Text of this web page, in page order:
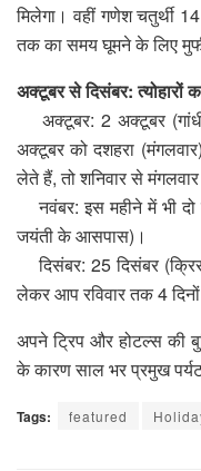
मिलेगा। वहीं गणेश चतुर्थी
तक का समय घूमने के लिए
अक्टूबर से दिसंबर: त्योहारों
अक्टूबर: 2 अक्टूबर
अक्टूबर को दशहरा
लेते हैं, तो शनिवार से
नवंबर: इस महीने में भी दो
जयंती के आसपास)।
दिसंबर: 25 दिसंबर
लेकर आप रविवार तक 4
अपने ट्रिप और होटल्स की
के कारण साल भर प्रमुख
Tags: featured